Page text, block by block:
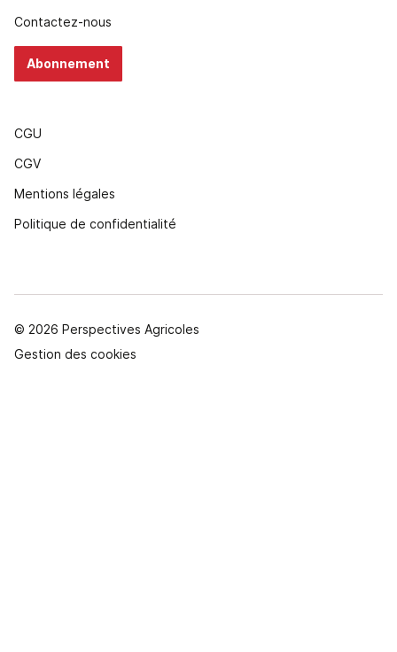
Contactez-nous
Abonnement
CGU
CGV
Mentions légales
Politique de confidentialité
© 2026 Perspectives Agricoles
Gestion des cookies